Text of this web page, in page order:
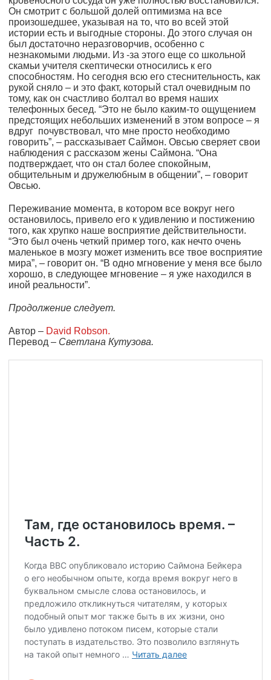
Он смотрит с большой долей оптимизма на все
произошедшее, указывая на то, что во всей этой
истории есть и выгодные стороны. До этого случая он
был достаточно неразговорчив, особенно с
незнакомыми людьми. Из -за этого еще со школьной
скамьи учителя скептически относились к его
способностям. Но сегодня всю его стеснительность, как
рукой сняло – и это факт, который стал очевидным по
тому, как он счастливо болтал во время наших
телефонных бесед. “Это не было каким-то ощущением
предстоящих небольших изменений в этом вопросе – я
вдруг почувствовал, что мне просто необходимо
говорить”, – рассказывает Саймон. Овсью сверяет свои
наблюдения с рассказом жены Саймона. “Она
подтверждает, что он стал более спокойным,
общительным и дружелюбным в общении”, – говорит
Овсью.
Переживание момента, в котором все вокруг него
остановилось, привело его к удивлению и постижению
того, как хрупко наше восприятие действительности.
“Это был очень четкий пример того, как нечто очень
маленькое в мозгу может изменить все твое восприятие
мира”, – говорит он. “В одно мгновение у меня все было
хорошо, в следующее мгновение – я уже находился в
иной реальности”.
Продолжение следует.
Автор – David Robson.
Перевод – Светлана Кутузова.